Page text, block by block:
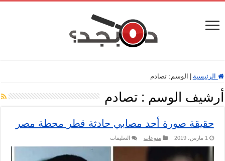
الرئيسية الوسم:تصادم
أرشيف الوسم :تصادم
حقيقة صورة أحد مصابي حادثة قطر محطة مصر
1 مارس، 2019 منوعات التعليقات